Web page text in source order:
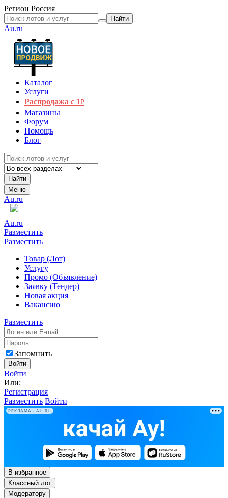
Регион Россия
Найти
Au.ru
Каталог
Услуги
Распродажа с 1₽
Магазины
Форум
Помощь
Блог
Найти
Меню
Au.ru
Au.ru
Разместить
Разместить
Товар (Лот)
Услугу
Промо (Объявление)
Заявку (Тендер)
Новая акция
Вакансию
Разместить
Запомнить
Войти
Войти
Или:
Регистрация
Разместить Войти
РЕКЛАМА • AU.RU
В избранное
Классный лот
Модератору